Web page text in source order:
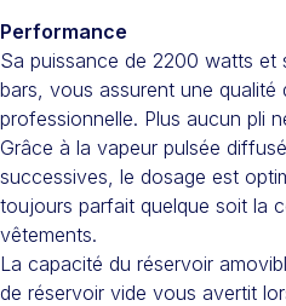
Performance
Sa puissance de 2200 watts
bars, vous assurent une qualité
professionnelle. Plus aucun pli
Grâce à la vapeur pulsée
successives, le dosage est
toujours parfait quelque soit la
vêtements.
La capacité du réservoir
de réservoir vide vous avertit